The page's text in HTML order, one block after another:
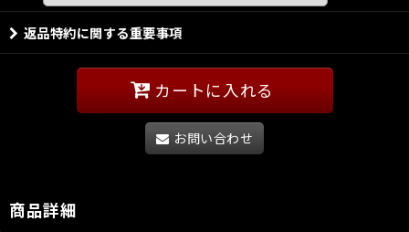
返品特約に関する重要事項
カートに入れる
お問い合わせ
商品詳細